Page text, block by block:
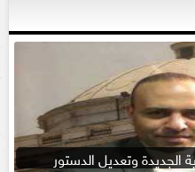
وتعديل الدستور